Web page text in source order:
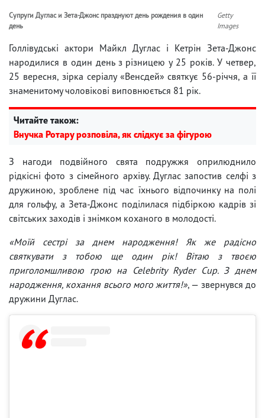
Супруги Дуглас и Зета-Джонс празднуют день рождения в один
день
Getty
Images
Голлівудські актори Майкл Дуглас і Кетрін Зета-Джонс
народилися в один день з різницею у 25 років. У четвер,
25 вересня, зірка серіалу «Венсдей» святкує 56-річчя, а її
знаменитому чоловікові виповнюється 81 рік.
Читайте також:
Внучка Ротару розповіла, як слідкує за фігурою
З нагоди подвійного свята подружжя оприлюднило
рідкісні фото з сімейного архіву. Дуглас запостив селфі з
дружиною, зроблене під час їхнього відпочинку на полі
для гольфу, а Зета-Джонс поділилася підбіркою кадрів зі
світських заходів і знімком коханого в молодості.
«Моїй сестрі за днем народження! Як же радісно
святкувати з тобою ще один рік! Вітаю з твоєю
приголомшливою грою на Celebrity Ryder Cup. З днем
народження, кохання всього мого життя!», — звернувся до
дружини Дуглас.